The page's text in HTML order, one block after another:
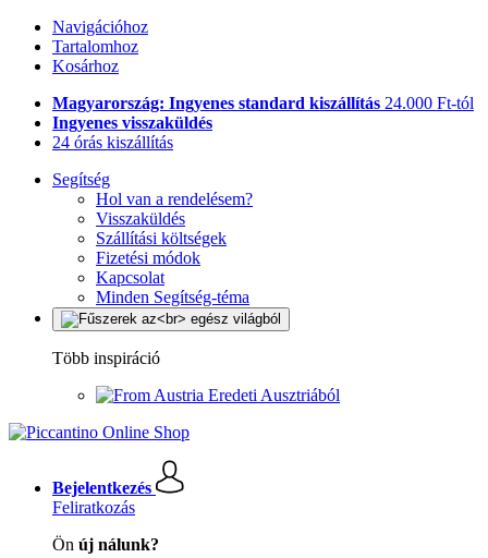
Navigációhoz
Tartalomhoz
Kosárhoz
Magyarország: Ingyenes standard kiszállítás 24.000 Ft-tól
Ingyenes visszaküldés
24 órás kiszállítás
Segítség
Hol van a rendelésem?
Visszaküldés
Szállítási költségek
Fizetési módok
Kapcsolat
Minden Segítség-téma
Több inspiráció
Eredeti Ausztriából
Bejelentkezés
Feliratkozás
Ön új nálunk?